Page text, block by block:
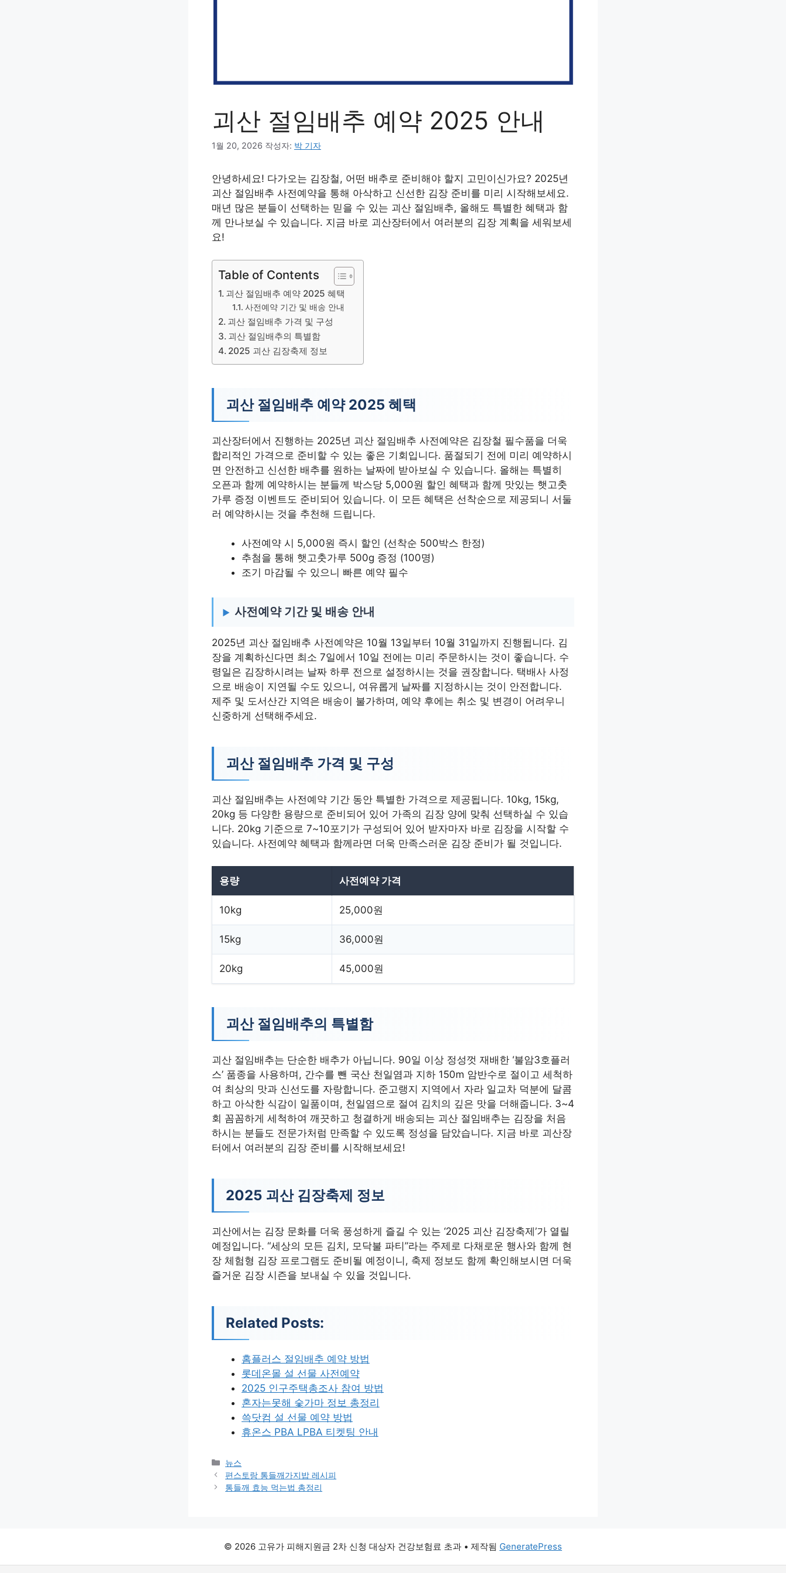
괴산 절임배추 예약 2025 안내
1월 20, 2026 작성자: 박 기자
안녕하세요! 다가오는 김장철, 어떤 배추로 준비해야 할지 고민이신가요? 2025년
괴산 절임배추 사전예약을 통해 아삭하고 신선한 김장 준비를 미리 시작해보세요.
매년 많은 분들이 선택하는 믿을 수 있는 괴산 절임배추, 올해도 특별한 혜택과 함
께 만나보실 수 있습니다. 지금 바로 괴산장터에서 여러분의 김장 계획을 세워보세
요!
Table of Contents
괴산 절임배추 예약 2025 혜택
사전예약 기간 및 배송 안내
괴산 절임배추 가격 및 구성
괴산 절임배추의 특별함
2025 괴산 김장축제 정보
괴산 절임배추 예약 2025 혜택
괴산장터에서 진행하는 2025년 괴산 절임배추 사전예약은 김장철 필수품을 더욱
합리적인 가격으로 준비할 수 있는 좋은 기회입니다. 품절되기 전에 미리 예약하시
면 안전하고 신선한 배추를 원하는 날짜에 받아보실 수 있습니다. 올해는 특별히
오픈과 함께 예약하시는 분들께 박스당 5,000원 할인 혜택과 함께 맛있는 햇고춧
가루 증정 이벤트도 준비되어 있습니다. 이 모든 혜택은 선착순으로 제공되니 서둘
러 예약하시는 것을 추천해 드립니다.
사전예약 시 5,000원 즉시 할인 (선착순 500박스 한정)
추첨을 통해 햇고춧가루 500g 증정 (100명)
조기 마감될 수 있으니 빠른 예약 필수
사전예약 기간 및 배송 안내
2025년 괴산 절임배추 사전예약은 10월 13일부터 10월 31일까지 진행됩니다. 김
장을 계획하신다면 최소 7일에서 10일 전에는 미리 주문하시는 것이 좋습니다. 수
령일은 김장하시려는 날짜 하루 전으로 설정하시는 것을 권장합니다. 택배사 사정
으로 배송이 지연될 수도 있으니, 여유롭게 날짜를 지정하시는 것이 안전합니다.
제주 및 도서산간 지역은 배송이 불가하며, 예약 후에는 취소 및 변경이 어려우니
신중하게 선택해주세요.
괴산 절임배추 가격 및 구성
괴산 절임배추는 사전예약 기간 동안 특별한 가격으로 제공됩니다. 10kg, 15kg,
20kg 등 다양한 용량으로 준비되어 있어 가족의 김장 양에 맞춰 선택하실 수 있습
니다. 20kg 기준으로 7~10포기가 구성되어 있어 받자마자 바로 김장을 시작할 수
있습니다. 사전예약 혜택과 함께라면 더욱 만족스러운 김장 준비가 될 것입니다.
용량 사전예약 가격
10kg 25,000원
15kg 36,000원
20kg 45,000원
괴산 절임배추의 특별함
괴산 절임배추는 단순한 배추가 아닙니다. 90일 이상 정성껏 재배한 ‘불암3호플러
스’ 품종을 사용하며, 간수를 뺀 국산 천일염과 지하 150m 암반수로 절이고 세척하
여 최상의 맛과 신선도를 자랑합니다. 준고랭지 지역에서 자라 일교차 덕분에 달콤
하고 아삭한 식감이 일품이며, 천일염으로 절여 김치의 깊은 맛을 더해줍니다. 3~4
회 꼼꼼하게 세척하여 깨끗하고 청결하게 배송되는 괴산 절임배추는 김장을 처음
하시는 분들도 전문가처럼 만족할 수 있도록 정성을 담았습니다. 지금 바로 괴산장
터에서 여러분의 김장 준비를 시작해보세요!
2025 괴산 김장축제 정보
괴산에서는 김장 문화를 더욱 풍성하게 즐길 수 있는 ‘2025 괴산 김장축제’가 열릴
예정입니다. “세상의 모든 김치, 모닥불 파티”라는 주제로 다채로운 행사와 함께 현
장 체험형 김장 프로그램도 준비될 예정이니, 축제 정보도 함께 확인해보시면 더욱
즐거운 김장 시즌을 보내실 수 있을 것입니다.
Related Posts:
홈플러스 절임배추 예약 방법
롯데온몰 설 선물 사전예약
2025 인구주택총조사 참여 방법
혼자는못해 숯가마 정보 총정리
쓱닷컴 설 선물 예약 방법
휴온스 PBA LPBA 티켓팅 안내
카
테
고
뉴스
편스토랑 통들깨가지밥 레시피
통들깨 효능 먹는법 총정리
© 2026 고유가 피해지원금 2차 신청 대상자 건강보험료 초과 • 제작됨 GeneratePress